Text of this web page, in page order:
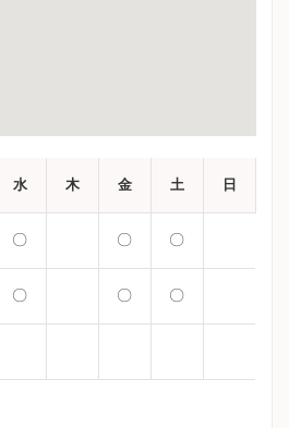
水 木 金 土 日
〇 〇 〇
〇 〇 〇